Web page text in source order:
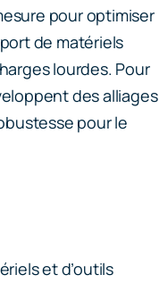
pour optimiser
de matériels
lourdes. Pour
des alliages
pour le
et d’outils